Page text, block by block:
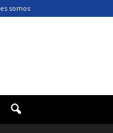
somos